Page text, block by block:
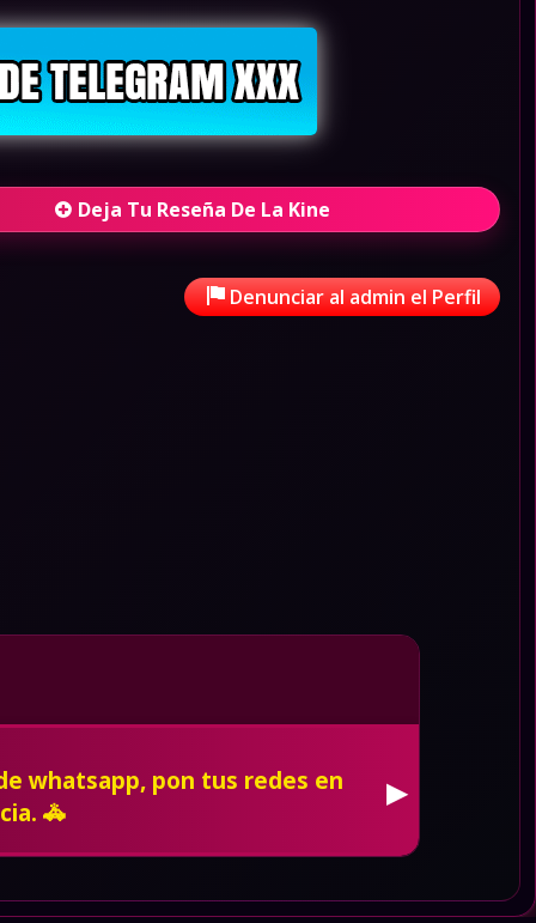
Deja Tu Reseña De La Kine
Denunciar al admin el Perfil
whatsapp, pon tus redes en
🚓
▶